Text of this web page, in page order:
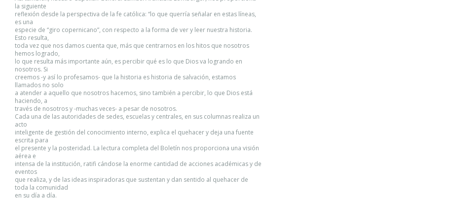
la siguiente
reflexión desde la perspectiva de la fe católica: “lo que querría señalar en estas líneas,
es una
especie de “giro copernicano”, con respecto a la forma de ver y leer nuestra historia.
Esto resulta,
toda vez que nos damos cuenta que, más que centrarnos en los hitos que nosotros
hemos logrado,
lo que resulta más importante aún, es percibir qué es lo que Dios va logrando en
nosotros. Si
creemos -y así lo profesamos- que la historia es historia de salvación, estamos
llamados no solo
a atender a aquello que nosotros hacemos, sino también a percibir, lo que Dios está
haciendo, a
través de nosotros y -muchas veces- a pesar de nosotros.
Cada una de las autoridades de sedes, escuelas y centrales, en sus columnas realiza un
acto
inteligente de gestión del conocimiento interno, explica el quehacer y deja una fuente
escrita para
el presente y la posteridad. La lectura completa del Boletín nos proporciona una visión
aérea e
intensa de la institución, ratifi cándose la enorme cantidad de acciones académicas y de
eventos
que realiza, y de las ideas inspiradoras que sustentan y dan sentido al quehacer de
toda la comunidad
en su día a día.